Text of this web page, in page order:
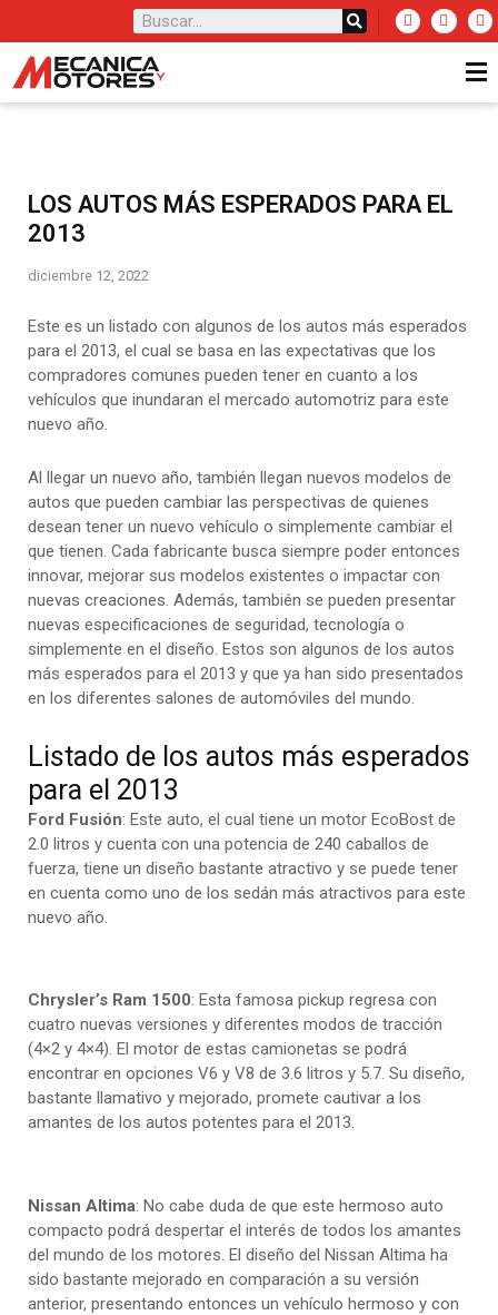
LOS AUTOS MÁS ESPERADOS PARA EL
2013
diciembre 12, 2022
Este es un listado con algunos de los autos más esperados
para el 2013, el cual se basa en las expectativas que los
compradores comunes pueden tener en cuanto a los
vehículos que inundaran el mercado automotriz para este
nuevo año.
Al llegar un nuevo año, también llegan nuevos modelos de
autos que pueden cambiar las perspectivas de quienes
desean tener un nuevo vehículo o simplemente cambiar el
que tienen. Cada fabricante busca siempre poder entonces
innovar, mejorar sus modelos existentes o impactar con
nuevas creaciones. Además, también se pueden presentar
nuevas especificaciones de seguridad, tecnología o
simplemente en el diseño. Estos son algunos de los autos
más esperados para el 2013 y que ya han sido presentados
en los diferentes salones de automóviles del mundo.
Listado de los autos más esperados
para el 2013
Ford Fusión: Este auto, el cual tiene un motor EcoBost de
2.0 litros y cuenta con una potencia de 240 caballos de
fuerza, tiene un diseño bastante atractivo y se puede tener
en cuenta como uno de los sedán más atractivos para este
nuevo año.
Chrysler’s Ram 1500: Esta famosa pickup regresa con
cuatro nuevas versiones y diferentes modos de tracción
(4×2 y 4×4). El motor de estas camionetas se podrá
encontrar en opciones V6 y V8 de 3.6 litros y 5.7. Su diseño,
bastante llamativo y mejorado, promete cautivar a los
amantes de los autos potentes para el 2013.
Nissan Altima: No cabe duda de que este hermoso auto
compacto podrá despertar el interés de todos los amantes
del mundo de los motores. El diseño del Nissan Altima ha
sido bastante mejorado en comparación a su versión
anterior, presentando entonces un vehículo hermoso y con